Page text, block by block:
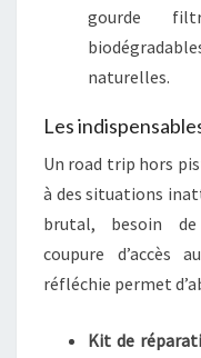
gourde
naturelles.
Les
Un road trip hors
à des situations
brutal, besoin de
coupure d’accès
réfléchie permet
Kit de